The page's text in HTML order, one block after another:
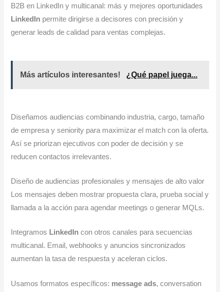
B2B en LinkedIn y multicanal: más y mejores oportunidades
LinkedIn permite dirigirse a decisores con precisión y
generar leads de calidad para ventas complejas.
Más artículos interesantes! ¿Qué papel juega...
Diseñamos audiencias combinando industria, cargo, tamaño
de empresa y seniority para maximizar el match con la oferta.
Así se priorizan ejecutivos con poder de decisión y se
reducen contactos irrelevantes.
Diseño de audiencias profesionales y mensajes de alto valor
Los mensajes deben mostrar propuesta clara, prueba social y
llamada a la acción para agendar meetings o generar MQLs.
Integramos LinkedIn con otros canales para secuencias
multicanal. Email, webhooks y anuncios sincronizados
aumentan la tasa de respuesta y aceleran ciclos.
Usamos formatos específicos: message ads, conversation